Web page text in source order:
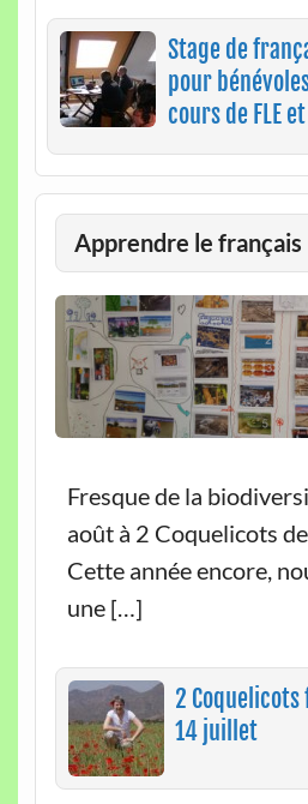
Stage de
pour
cours de FLE
Apprendre le français
Fresque de la
août à 2 Coquelicots
Cette année encore,
une […]
2 Coquelicots
14 juillet